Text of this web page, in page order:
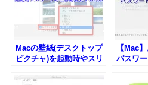
Macの壁紙(デスクトップ
ピクチャ)を起動時やスリ
法
【Mac
パスワ